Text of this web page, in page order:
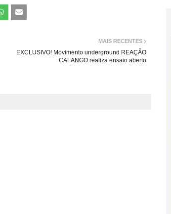
MAIS RECENTES
EXCLUSIVO! Movimento underground REAÇÃO
CALANGO realiza ensaio aberto